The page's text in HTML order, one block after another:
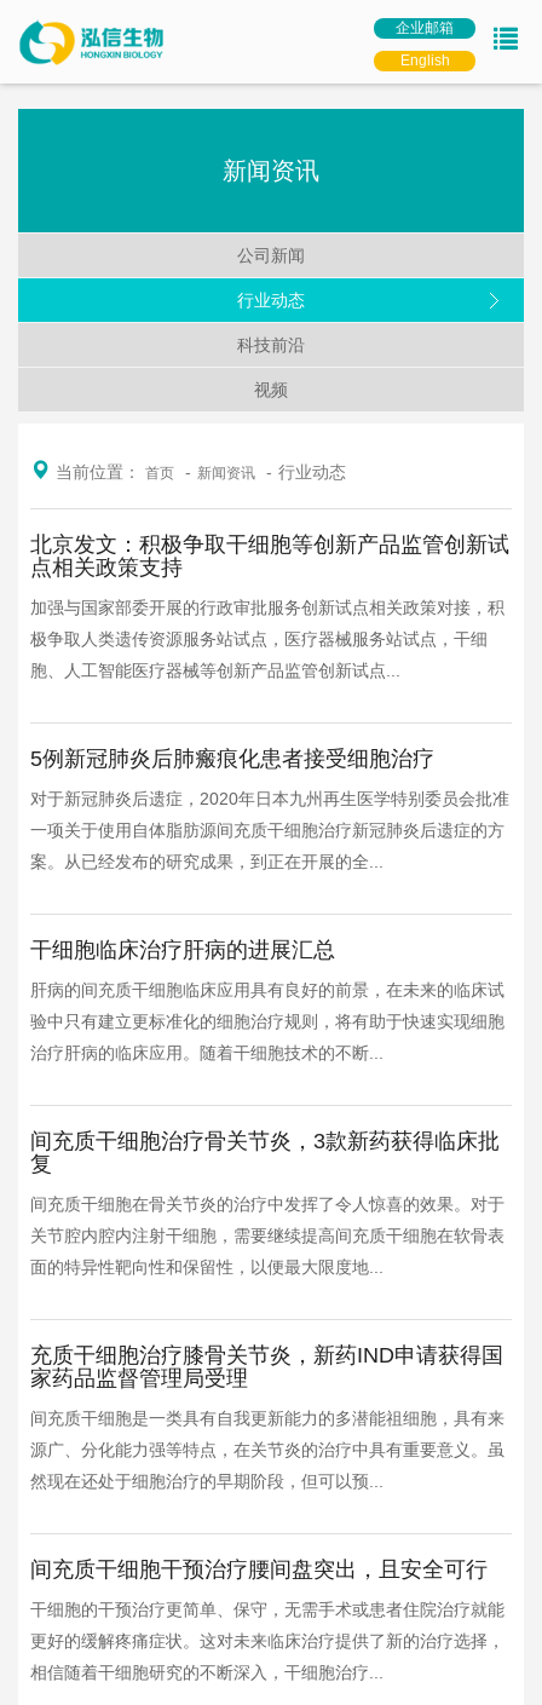
企业邮箱
English
新闻资讯
公司新闻
行业动态
科技前沿
视频
当前位置： 首页 新闻资讯 行业动态
北京发文：积极争取干细胞等创新产品监管创新试
点相关政策支持
加强与国家部委开展的行政审批服务创新试点相关政策对接，积
极争取人类遗传资源服务站试点，医疗器械服务站试点，干细
胞、人工智能医疗器械等创新产品监管创新试点...
5例新冠肺炎后肺瘢痕化患者接受细胞治疗
对于新冠肺炎后遗症，2020年日本九州再生医学特别委员会批准
一项关于使用自体脂肪源间充质干细胞治疗新冠肺炎后遗症的方
案。从已经发布的研究成果，到正在开展的全...
干细胞临床治疗肝病的进展汇总
肝病的间充质干细胞临床应用具有良好的前景，在未来的临床试
验中只有建立更标准化的细胞治疗规则，将有助于快速实现细胞
治疗肝病的临床应用。随着干细胞技术的不断...
间充质干细胞治疗骨关节炎，3款新药获得临床批
复
间充质干细胞在骨关节炎的治疗中发挥了令人惊喜的效果。对于
关节腔内腔内注射干细胞，需要继续提高间充质干细胞在软骨表
面的特异性靶向性和保留性，以便最大限度地...
充质干细胞治疗膝骨关节炎，新药IND申请获得国
家药品监督管理局受理
间充质干细胞是一类具有自我更新能力的多潜能祖细胞，具有来
源广、分化能力强等特点，在关节炎的治疗中具有重要意义。虽
然现在还处于细胞治疗的早期阶段，但可以预...
间充质干细胞干预治疗腰间盘突出，且安全可行
干细胞的干预治疗更简单、保守，无需手术或患者住院治疗就能
更好的缓解疼痛症状。这对未来临床治疗提供了新的治疗选择，
相信随着干细胞研究的不断深入，干细胞治疗...